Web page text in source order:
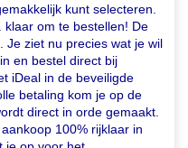
kunt selecteren.
klaar om te bestellen! De
Je ziet nu precies wat je wil
en bestel direct bij
iDeal in de beveiligde
betaling kom je op de
direct in orde gemaakt.
100% rijklaar in